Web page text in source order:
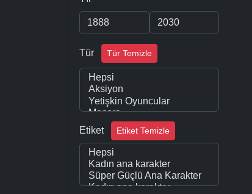
Tür Tür Temizle
Etiket Etiket Temizle